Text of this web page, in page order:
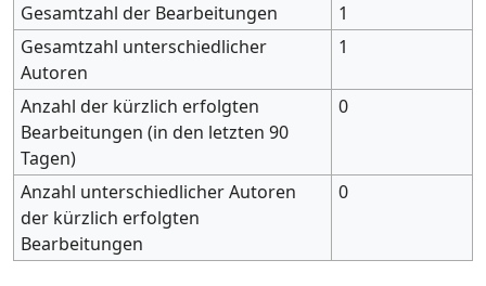
Gesamtzahl der Bearbeitungen
1
Gesamtzahl unterschiedlicher
Autoren
1
Anzahl der kürzlich erfolgten
Bearbeitungen (in den letzten 90
Tagen)
0
Anzahl unterschiedlicher Autoren
der kürzlich erfolgten
Bearbeitungen
0